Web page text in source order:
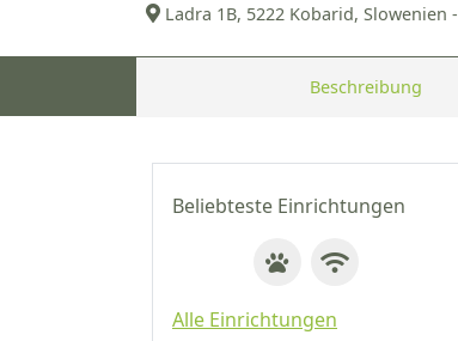
Ladra 1B, 5222 Kobarid, Slowenien -
Beschreibung
Beliebteste Einrichtungen
Alle Einrichtungen